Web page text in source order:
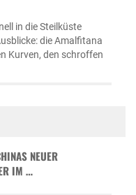
in die Steilküste
die Amalfitana
Kurven, den schroffen
NEUER
IM …